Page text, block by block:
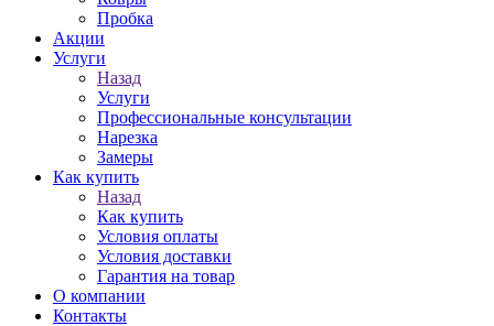
Пробка
Акции
Услуги
Назад
Услуги
Профессиональные консультации
Нарезка
Замеры
Как купить
Назад
Как купить
Условия оплаты
Условия доставки
Гарантия на товар
О компании
Контакты